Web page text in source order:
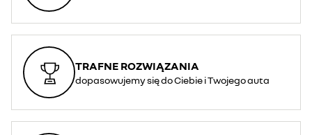
TRAFNE ROZWIĄZANIA
dopasowujemy się do Ciebie i Twojego auta